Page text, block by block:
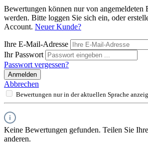
Bewertungen können nur von angemeldeten
werden. Bitte loggen Sie sich ein, oder
Account. Neuer Kunde?
Ihre E-Mail-Adresse
Ihr Passwort
Passwort vergessen?
Anmelden
Abbrechen
Bewertungen nur in der aktuellen Sprache
Keine Bewertungen gefunden. Teilen Sie
anderen.